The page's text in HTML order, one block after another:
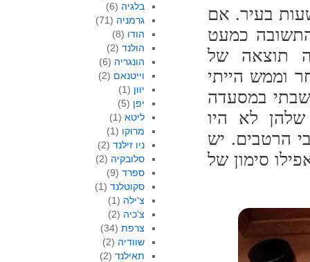
בעיר. אם
כמעט
תוצאה של
וממש הייתי
במסעדה
שלהן לא היו
הרטבים. יש
סימון של
בלגיה (6)
גרמניה (71)
הודו (8)
הולנד (2)
הונגריה (6)
וייטנאם (2)
יוון (1)
יפן (5)
ליטא (1)
מרוקו (1)
ניו זילנד (2)
סלובקיה (2)
ספרד (9)
סקוטלנד (1)
צ'ילה (1)
צ'כיה (2)
צרפת (34)
שוודיה (2)
תאילנד (2)